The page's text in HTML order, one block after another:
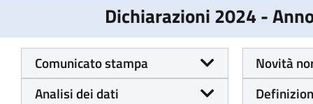
Dichiarazioni 2024 -
Comunicato stampa
Novità
Analisi dei dati